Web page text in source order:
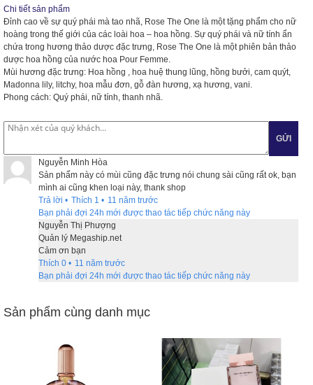
Chi tiết sản phẩm
Đỉnh cao về sự quý phái mà tao nhã, Rose The One là một tặng phẩm cho nữ
hoàng trong thế giới của các loài hoa – hoa hồng. Sự quý phái và nữ tính ẩn
chứa trong hương thảo dược đặc trưng, Rose The One là một phiên bản thảo
dược hoa hồng của nước hoa Pour Femme.
Mùi hương đặc trưng: Hoa hồng , hoa huệ thung lũng, hồng bưởi, cam quýt,
Madonna lily, litchy, hoa mẫu đơn, gỗ đàn hương, xạ hương, vani.
Phong cách: Quý phái, nữ tính, thanh nhã.
GỬI
Nguyễn Minh Hòa
Sản phẩm này có mùi cũng đặc trưng nói chung sài cũng rất ok, bạn
mình ai cũng khen loại này, thank shop
Trả lời • Thích 1 • 11 năm trước
Bạn phải đợi 24h mới được thao tác tiếp chức năng này
Nguyễn Thị Phượng
Quản lý Megaship.net
Cảm ơn bạn
Thích 0 • 11 năm trước
Bạn phải đợi 24h mới được thao tác tiếp chức năng này
Sản phẩm cùng danh mục